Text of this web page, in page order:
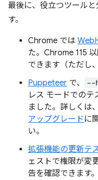
最後に、役立つツール
す。
Chrome では
た。Chrome 115
できます（ただし
Puppeteer で、 --
レス モードでのテ
ました。詳しくは、
アップグレード に
い。
拡張機能の更新テ
ェストで権限が変
告を確認できます